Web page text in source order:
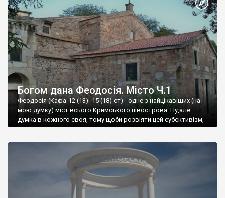
Богом дана Феодосія. Місто Ч.1
Феодосія (Кафа-12 (13) -15 (18) ст) - одне з найцікавіших (на
мою думку) міст всього Кримського півострова .Ну,але
думка в кожного своя, тому щоби розвіяти цей субєктивізм,
запрошую відвідати це